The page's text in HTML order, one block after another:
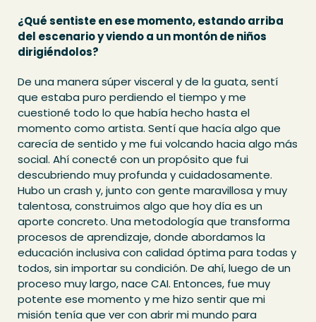
¿Qué sentiste en ese momento, estando arriba
del escenario y viendo a un montón de niños
dirigiéndolos?
De una manera súper visceral y de la guata, sentí
que estaba puro perdiendo el tiempo y me
cuestioné todo lo que había hecho hasta el
momento como artista. Sentí que hacía algo que
carecía de sentido y me fui volcando hacia algo más
social. Ahí conecté con un propósito que fui
descubriendo muy profunda y cuidadosamente.
Hubo un crash y, junto con gente maravillosa y muy
talentosa, construimos algo que hoy día es un
aporte concreto. Una metodología que transforma
procesos de aprendizaje, donde abordamos la
educación inclusiva con calidad óptima para todas y
todos, sin importar su condición. De ahí, luego de un
proceso muy largo, nace CAI. Entonces, fue muy
potente ese momento y me hizo sentir que mi
misión tenía que ver con abrir mi mundo para